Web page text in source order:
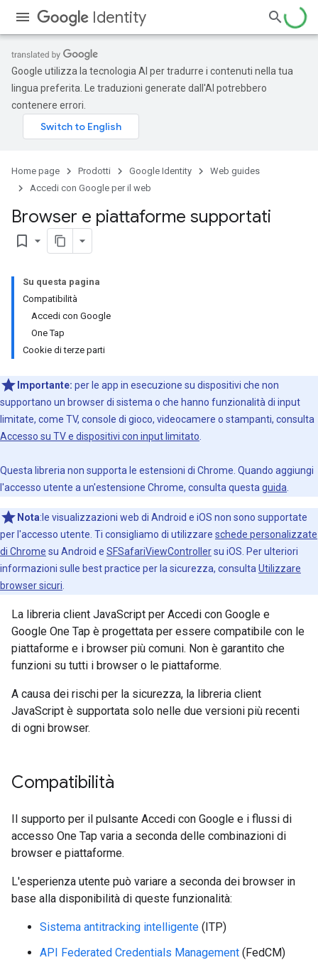
Identity
Google utilizza la tecnologia AI per tradurre i contenuti nella tua
lingua preferita. Le traduzioni generate dall'AI potrebbero
contenere errori.
Home page Prodotti Google Identity
Web guides
Accedi con Google per il web
Browser e piattaforme supportati
bookmark_border
Su questa pagina
Compatibilità
Accedi con Google
One Tap
Cookie di terze parti
Importante: per le app in esecuzione su dispositivi che non
supportano un browser di sistema o che hanno funzionalità di input
limitate, come TV, console di gioco, videocamere o stampanti, consulta
Accesso su TV e dispositivi con input limitato
Questa libreria non supporta le estensioni di Chrome. Quando aggiungi
l'accesso utente a un'estensione Chrome, consulta questa guida
Nota:le visualizzazioni web di Android e iOS non sono supportate
per l'accesso utente. Ti consigliamo di utilizzare schede personalizzate
di Chrome su Android e SFSafariViewControllersu iOS. Per ulteriori
informazioni sulle best practice per la sicurezza, consulta Utilizzare
browser sicuri
La libreria client JavaScript per Accedi con Google e
Google One Tap è progettata per essere compatibile con le
piattaforme e i browser più comuni. Non è garantito che
funzioni su tutti i browser o le piattaforme.
A causa dei rischi per la sicurezza, la libreria client
JavaScript è supportata solo nelle due versioni più recenti
di ogni browser.
Compatibilità
Il supporto per il pulsante Accedi con Google e i flussi di
accesso One Tap varia a seconda delle combinazioni di
browser e piattaforme.
L'esperienza utente può variare a seconda dei browser in
base alla disponibilità di queste funzionalità:
Sistema antitracking intelligente (ITP)
API Federated Credentials Management (FedCM)